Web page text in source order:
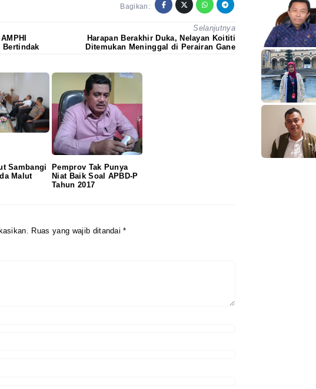
Bagikan:
Bertindak
Selanjutnya
Harapan Berakhir Duka, Nelayan Koititi
Ditemukan Meninggal di Perairan Gane
Sambangi
Malut
Pemprov Tak Punya
Niat Baik Soal APBD-P
Tahun 2017
Ruas yang wajib ditandai*